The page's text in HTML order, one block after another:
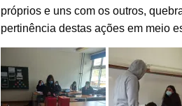
próprios e uns com os outros,
pertinência destas ações em meio